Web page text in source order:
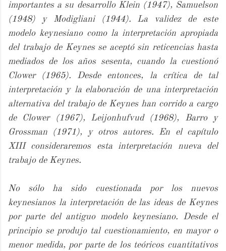
importantes a su desarrollo Klein (1947), Samuelson
(1948) y Modigliani (1944). La validez de este
modelo keynesiano como la interpretación apropiada
del trabajo de Keynes se aceptó sin reticencias hasta
mediados de los años sesenta, cuando la cuestionó
Clower (1965). Desde entonces, la crítica de tal
interpretación y la elaboración de una interpretación
alternativa del trabajo de Keynes han corrido a cargo
de Clower (1967), Leijonhufvud (1968), Barro y
Grossman (1971), y otros autores. En el capítulo
XIII consideraremos esta interpretación nueva del
trabajo de Keynes.
No sólo ha sido cuestionada por los nuevos
keynesianos la interpretación de las ideas de Keynes
por parte del antiguo modelo keynesiano. Desde el
principio se produjo tal cuestionamiento, en mayor o
menor medida, por parte de los teóricos cuantitativos